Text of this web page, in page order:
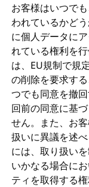
お客様はいつで
われているかど
に個人データに
れている権利を
は、EU規制で規
の削除を要求す
つでも同意を撤
回前の同意に基
せん。また、お
扱いに異議を述
には、取り扱い
いかなる場合に
ティを取得する